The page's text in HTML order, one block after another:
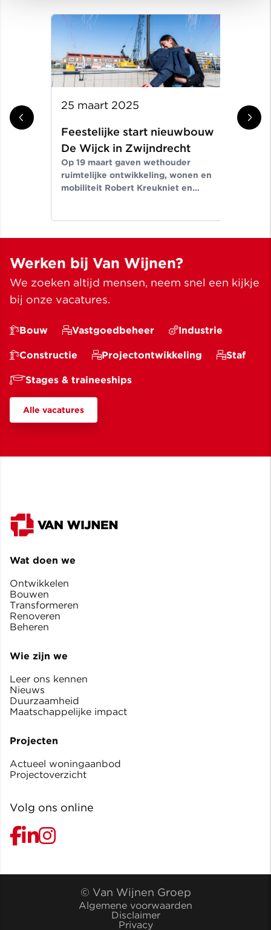
25 maart 2025
Feestelijke start nieuwbouw
De Wijck in Zwijndrecht
Op 19 maart gaven wethouder
ruimtelijke ontwikkeling, wonen en
mobiliteit Robert Kreukniet en
31
Werken bij Van Wijnen?
We zoeken altijd mensen, neem snel een kijkje
bij onze vacatures.
Bouw Vastgoedbeheer Industrie
Constructie Projectontwikkeling Staf
Stages & traineeships
Alle vacatures
Wat doen we
Ontwikkelen
Bouwen
Transformeren
Renoveren
Beheren
Wie zijn we
Leer ons kennen
Nieuws
Duurzaamheid
Maatschappelijke impact
Projecten
Actueel woningaanbod
Projectoverzicht
Volg ons online
© Van Wijnen Groep
Algemene voorwaarden
Disclaimer
Privacy